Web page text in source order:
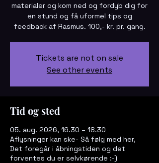
materialer og kom ned og fordyb dig for
en stund og få uformel tips og
feedback af Rasmus. 100,- kr. pr. gang.
Tickets are not on sale
See other events
Tid og sted
05. aug. 2026, 16.30 – 18.30
Aflysninger kan ske- Så følg med her,
Det foregår i åbningstiden og det
forventes du er selvkørende :-)